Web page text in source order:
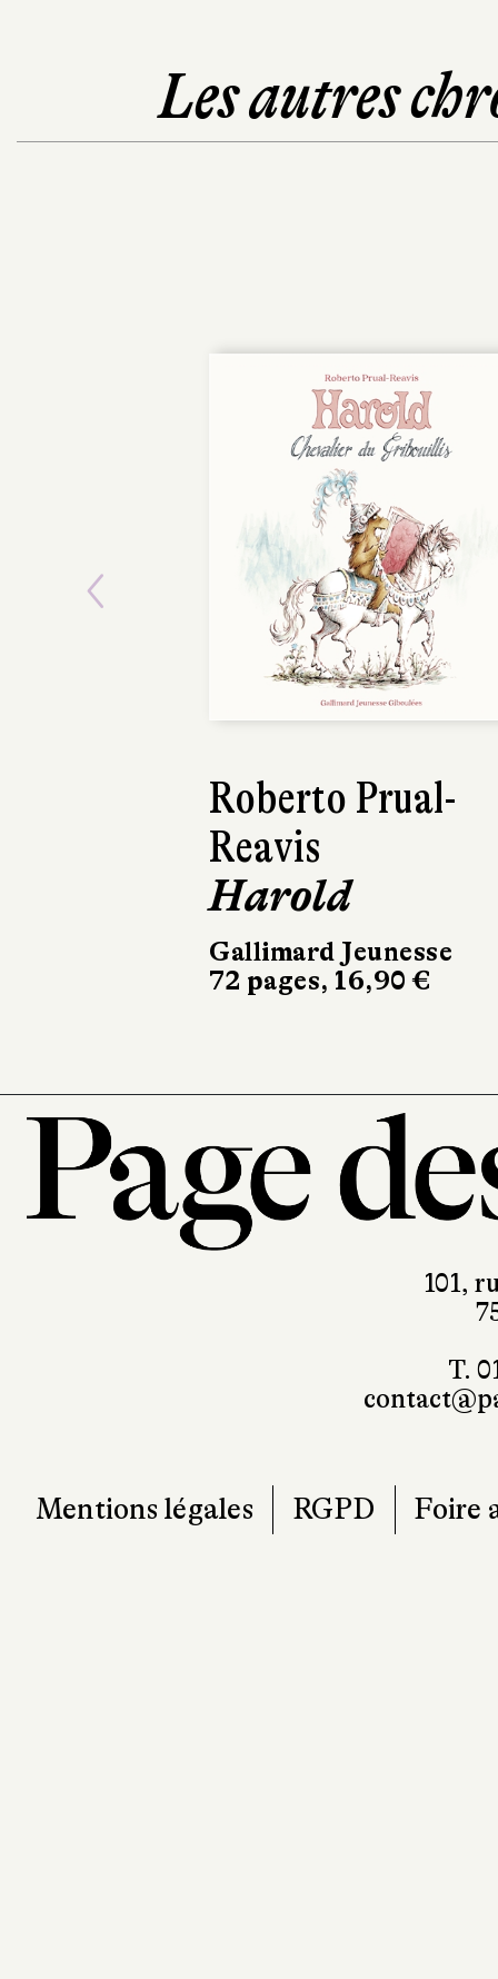
Les autres
Roberto Prual-
Reavis
Harold
Gallimard Jeunesse
72 pages, 16,90 €
Jonathan
Stutzman
Petit T-
Qilinn
52 pages,
Previous
101,
T.
Mentions légales RGPD Foire